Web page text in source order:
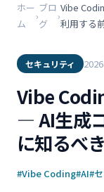
ホー
ム
›
ブロ
グ
›
Vibe
利用する
セキュリティ
Vibe
— AI生成
に知るべ
#Vibe Coding#AI#